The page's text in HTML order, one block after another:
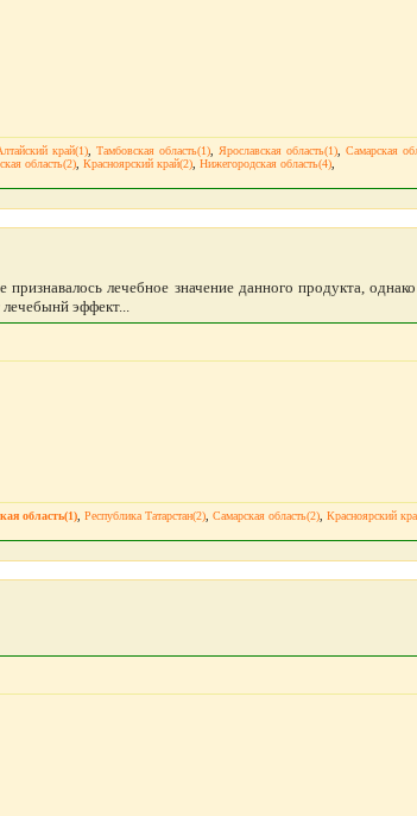
край(1), Тамбовская область(1), Ярославская область(1) ,Самарская
область(2) Красноярский край(2) Нижегородская область(4)
лечебное значение данного продукта,
эффект...
область(1) Республика Татарстан(2) Самарская область(2) Красноярский